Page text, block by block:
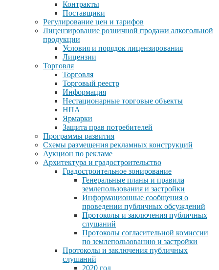
Контракты
Поставщики
Регулирование цен и тарифов
Лицензирование розничной продажи алкогольной
продукции
Условия и порядок лицензирования
Лицензии
Торговля
Торговля
Торговый реестр
Информация
Нестационарные торговые объекты
НПА
Ярмарки
Защита прав потребителей
Программы развития
Схемы размещения рекламных конструкций
Аукцион по рекламе
Архитектура и градостроительство
Градостроительное зонирование
Генеральные планы и правила
землепользования и застройки
Информационные сообщения о
проведении публичных обсуждений
Протоколы и заключения публичных
слушаний
Протоколы согласительной комиссии
по землепользованию и застройки
Протоколы и заключения публичных
слушаний
2020 год